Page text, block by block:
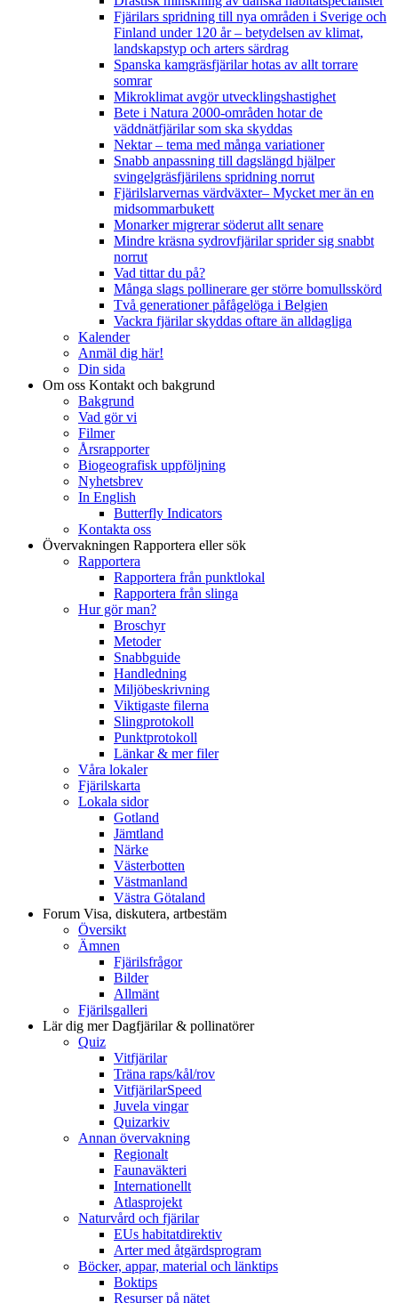
Fjärilars spridning till nya områden i Sverige och
Finland under 120 år– betydelsen av klimat,
landskapstyp och arters särdrag
Spanska kamgräsfjärilar hotas av allt torrare
somrar
Mikroklimat avgör utvecklingshastighet
Bete i Natura 2000-områden hotar de
väddnätfjärilar som ska skyddas
Nektar – tema med många variationer
Snabb anpassning till dagslängd hjälper
svingelgräsfjärilens spridning norrut
Fjärilslarvernas värdväxter– Mycket mer än en
midsommarbukett
Monarker migrerar söderut allt senare
Mindre kräsna sydrovfjärilar sprider sig snabbt
norrut
Vad tittar du på?
Många slags pollinerare ger större bomullsskörd
Två generationer påfågelöga i Belgien
Vackra fjärilar skyddas oftare än alldagliga
Kalender
Anmäl dig här!
Din sida
Om oss Kontakt och bakgrund
Bakgrund
Vad gör vi
Filmer
Årsrapporter
Biogeografisk uppföljning
Nyhetsbrev
In English
Butterfly Indicators
Kontakta oss
Övervakningen Rapportera eller sök
Rapportera
Rapportera från punktlokal
Rapportera från slinga
Hur gör man?
Broschyr
Metoder
Snabbguide
Handledning
Miljöbeskrivning
Viktigaste filerna
Slingprotokoll
Punktprotokoll
Länkar & mer filer
Våra lokaler
Fjärilskarta
Lokala sidor
Gotland
Jämtland
Närke
Västerbotten
Västmanland
Västra Götaland
Forum Visa, diskutera, artbestäm
Översikt
Ämnen
Fjärilsfrågor
Bilder
Allmänt
Fjärilsgalleri
Lär dig merDagfjärilar & pollinatörer
Quiz
Vitfjärilar
Träna raps/kål/rov
VitfjärilarSpeed
Juvela vingar
Quizarkiv
Annan övervakning
Regionalt
Faunaväkteri
Internationellt
Atlasprojekt
Naturvård och fjärilar
EUs habitatdirektiv
Arter med åtgärdsprogram
Böcker, appar, material och länktips
Boktips
Resurser på nätet